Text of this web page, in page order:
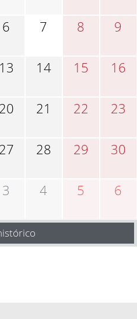
6 7 8 9
13 14 15 16
20 21 22 23
27 28 29 30
3 4 5 6